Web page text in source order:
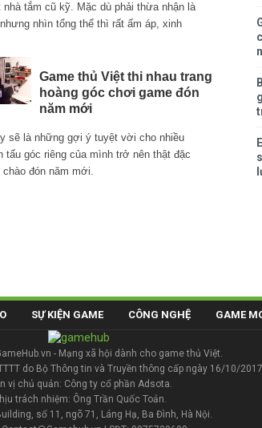
nhà tắm cũ kỹ. Mặc dù phải thừa nhận là
nhìn tổng thể thì rất ấm áp, xinh
Game thủ Việt thi nhau trang
hoàng góc chơi game đón
năm mới
sẽ là những gợi ý tuyệt vời cho nhiều
tấu góc riêng của mình trở nên thật đặc
chào đón năm mới.
SỰ KIỆN GAME CÔNG NGHỆ GAME
- Mạng xã hội dành cho game thủ Việt.
do Bộ Thông tin và Truyền thông cấp ngày 16/10/
vị chủ quản: Công ty cổ phần Adsota.
trách nhiệm: Ông Trần Quốc Toản.
số 11, ngõ 71, Láng Hạ, Ba Đình, Hà Nội.